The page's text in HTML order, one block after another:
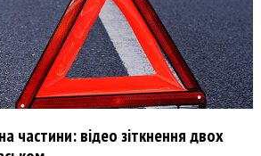
частини: відео зіткнення двох